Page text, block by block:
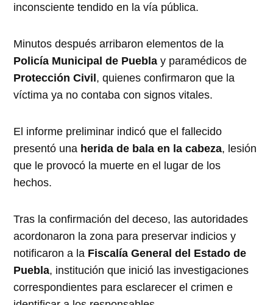
inconsciente tendido en la vía pública.
Minutos después arribaron elementos de la
Policía Municipal de Puebla y paramédicos de
Protección Civil, quienes confirmaron que la
víctima ya no contaba con signos vitales.
El informe preliminar indicó que el fallecido
presentó una herida de bala en la cabeza, lesión
que le provocó la muerte en el lugar de los
hechos.
Tras la confirmación del deceso, las autoridades
acordonaron la zona para preservar indicios y
notificaron a la Fiscalía General del Estado de
Puebla, institución que inició las investigaciones
correspondientes para esclarecer el crimen e